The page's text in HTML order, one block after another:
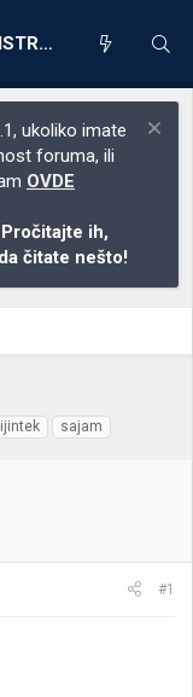
REGISTRACIJA
ukoliko imate
foruma, ili
OVDE
Pročitajte ih,
čitate nešto!
sajam
#1